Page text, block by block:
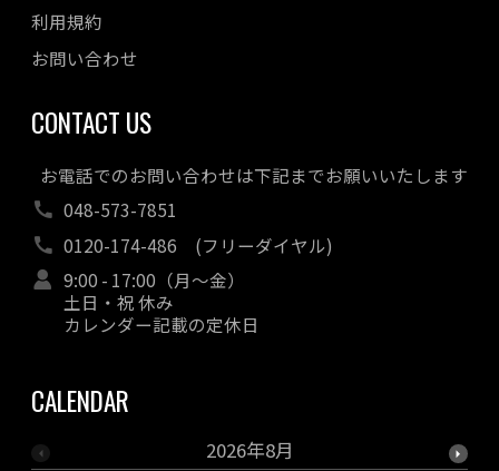
利用規約
お問い合わせ
CONTACT US
お電話でのお問い合わせは下記までお願いいたします
048-573-7851
0120-174-486 (フリーダイヤル)
9:00 - 17:00（月～金）
土日・祝 休み
カレンダー記載の定休日
CALENDAR
2026年8月